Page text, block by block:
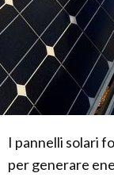
I pannelli solari
per generare